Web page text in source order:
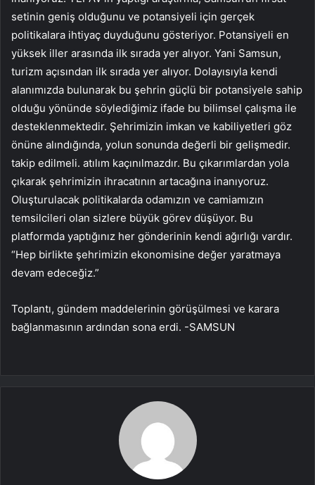
setinin geniş olduğunu ve potansiyeli için gerçek
politikalara ihtiyaç duyduğunu gösteriyor. Potansiyeli en
yüksek iller arasında ilk sırada yer alıyor. Yani Samsun,
turizm açısından ilk sırada yer alıyor. Dolayısıyla kendi
alanımızda bulunarak bu şehrin güçlü bir potansiyele sahip
olduğu yönünde söylediğimiz ifade bu bilimsel çalışma ile
desteklenmektedir. Şehrimizin imkan ve kabiliyetleri göz
önüne alındığında, yolun sonunda değerli bir gelişmedir.
takip edilmeli. atılım kaçınılmazdır. Bu çıkarımlardan yola
çıkarak şehrimizin ihracatının artacağına inanıyoruz.
Oluşturulacak politikalarda odamızın ve camiamızın
temsilcileri olan sizlere büyük görev düşüyor. Bu
platformda yaptığınız her gönderinin kendi ağırlığı vardır.
“Hep birlikte şehrimizin ekonomisine değer yaratmaya
devam edeceğiz.”
Toplantı, gündem maddelerinin görüşülmesi ve karara
bağlanmasının ardından sona erdi. -SAMSUN